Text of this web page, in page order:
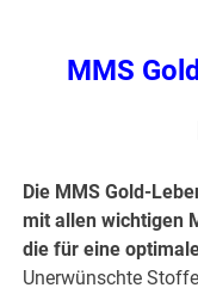
MMS
Die MMS Gold-
mit allen wichtigen
die für eine
Unerwünschte